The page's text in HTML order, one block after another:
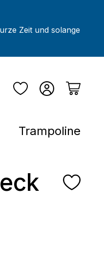
Zeit und solange
Trampoline